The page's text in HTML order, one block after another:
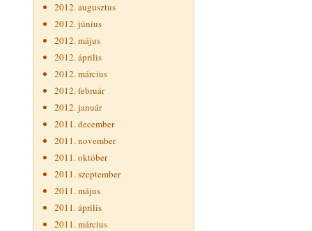
2012. augusztus
2012. június
2012. május
2012. április
2012. március
2012. február
2012. január
2011. december
2011. november
2011. október
2011. szeptember
2011. május
2011. április
2011. március